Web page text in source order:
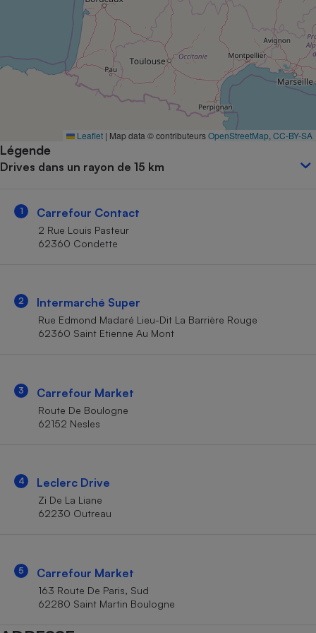
Leaflet | Map data © contributeursOpenStreetMap CC-BY-SA
Légende
Drives dans un rayon de 15 km
1 Carrefour Contact
2 Rue Louis Pasteur
62360 Condette
2 Intermarché Super
Rue Edmond Madaré Lieu-Dit La Barrière Rouge
62360 Saint Etienne Au Mont
3 Carrefour Market
Route De Boulogne
62152 Nesles
4 Leclerc Drive
Zi De La Liane
62230 Outreau
5 Carrefour Market
163 Route De Paris, Sud
62280 Saint Martin Boulogne
Complément
alimentaire
Assurance emprunteur
Banque
Petit électroménager -
Téléphone mobile -
Matelas
Mutuelle